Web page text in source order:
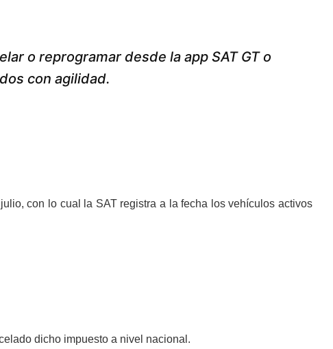
o reprogramar desde la app SAT GT o
con agilidad.
con lo cual la SAT registra a la fecha los vehículos activos
dicho impuesto a nivel nacional.